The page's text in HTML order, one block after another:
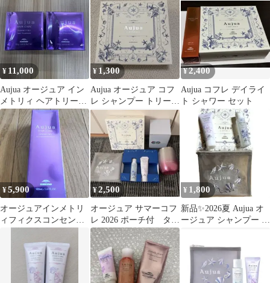
し
¥ 11,000
Aujua オージュア イン
メトリィ ヘアトリート
メント 250g 2個
¥ 1,300
Aujua オージュア コフ
レ シャンプー トリート
メント ポーチ
¥2,400
Aujua コフレ デイライ
ト シャワー セット
¥5,900
オージュアインメトリ
ィフィクスコンセント
¥2,500
オージュア サマーコフ
レ 2026 ポーチ付 タン
ブラーセット
¥ 1,800
新品✨2026夏 Aujua オ
ージュア シャンプー ト